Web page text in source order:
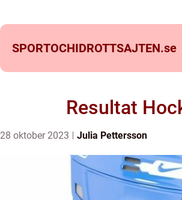
SPORTOCHIDROTTSAJTEN.se
Resultat
28 oktober 2023 Julia Pettersson